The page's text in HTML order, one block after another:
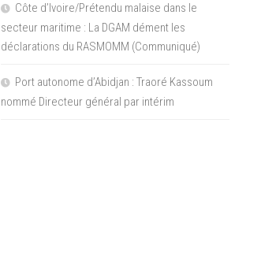
Côte d’Ivoire/Prétendu malaise dans le
secteur maritime : La DGAM dément les
déclarations du RASMOMM (Communiqué)
Port autonome d’Abidjan : Traoré Kassoum
nommé Directeur général par intérim